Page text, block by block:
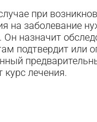
при
на заболевание
Он назначит
подтвердит или
курс лечения.